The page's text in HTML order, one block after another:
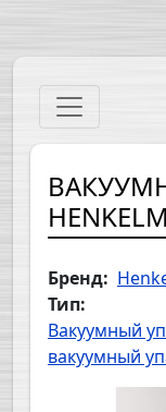
Main
Бренд
Тип
Вакуумный
вакуумный